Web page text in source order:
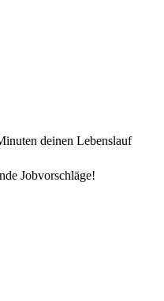
deinen Lebenslauf
Jobvorschläge!